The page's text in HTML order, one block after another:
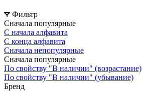
Фильтр
Сначала популярные
С начала алфавита
С конца алфавита
Сначала непопулярные
Сначала популярные
По свойству "В наличии" (возрастание)
По свойству "В наличии" (убывание)
Бренд